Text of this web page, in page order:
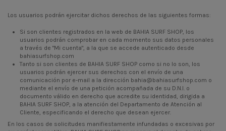
Los usuarios podrán ejercitar dichos derechos de las siguientes formas:
Si son clientes registrados en la web de BAHIA SURF SHOP, los
usuarios podrán comprobar en cada momento sus datos personales
a través de "Mi cuenta", a la que se accede autenticado desde
bahiasurfshop.com
Tanto si son clientes de BAHIA SURF SHOP como si no lo son, los
usuarios podrán ejercer sus derechos con el envío de una
comunicación por e-mail a la dirección bahia@bahiasurfshop.com o
mediante el envío de una petición acompañada de su D.N.I. o
documento válido en derecho que acredite su identidad, dirigida a
BAHIA SURF SHOP, a la atención del Departamento de Atención al
Cliente, especificando el derecho que desean ejercer.
En los casos de solicitudes manifiestamente infundadas o excesivas por